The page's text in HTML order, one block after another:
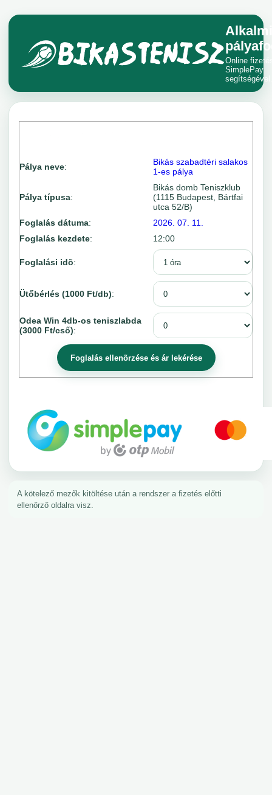
Alkalmi
Online
SimplePay
segítségével.
Pálya neve:
Bikás szabadtéri salakos
1-es pálya
Pálya típusa:
Bikás domb Teniszklub
(1115 Budapest, Bártfai
utca 52/B)
Foglalás dátuma:
2026. 07. 11.
Foglalás kezdete: 12:00
Foglalási idõ:
Ütőbérlés (1000 Ft/db):
Odea Win 4db-os teniszlabda
(3000 Ft/cső):
A kötelező mezők kitöltése után a rendszer a fizetés előtti
ellenőrző oldalra visz.